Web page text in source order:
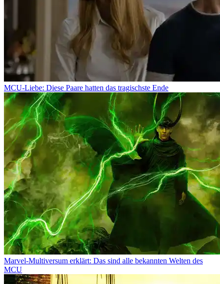
MCU-Liebe: Diese Paare hatten das tragischste Ende
Marvel-Multiversum erklärt: Das sind alle bekannten Welten des
MCU